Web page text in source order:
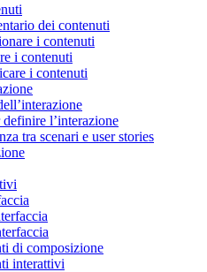
dei contenuti
i contenuti
i contenuti
i contenuti
l’interazione
tra scenari e user stories
di composizione
interattivi